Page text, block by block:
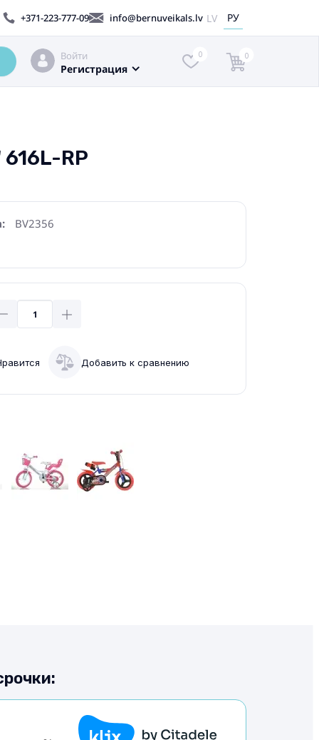
+371-223-777-09 info@bernuveikals.lv LV РУ
Войти
Регистрация
0 0
RP
BV2356
Добавить к сравнению